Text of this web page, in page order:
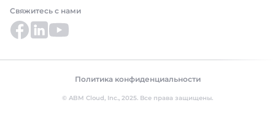
Свяжитесь с нами
Политика конфиденциальности
© ABM Cloud, Inc., 2025. Все права защищены.